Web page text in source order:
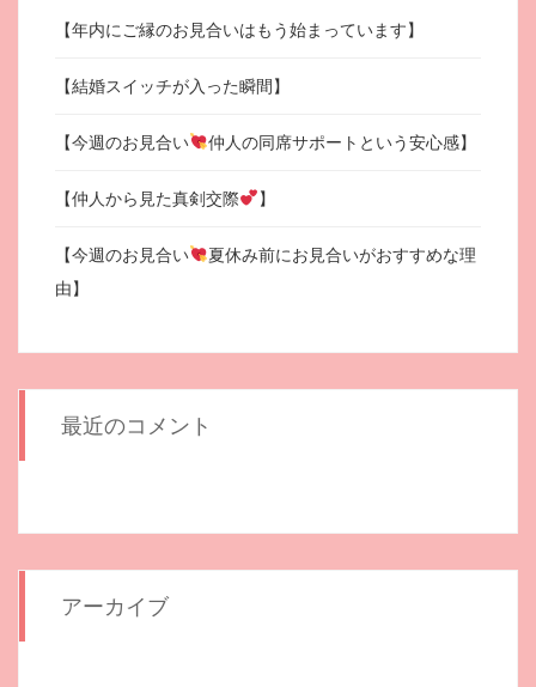
【年内にご縁のお見合いはもう始まっています】
【結婚スイッチが入った瞬間】
【今週のお見合い 仲人の同席サポートという安心感】
【仲人から見た真剣交際 】
【今週のお見合い
夏休み前にお見合いがおすすめな理
由】
最近のコメント
アーカイブ